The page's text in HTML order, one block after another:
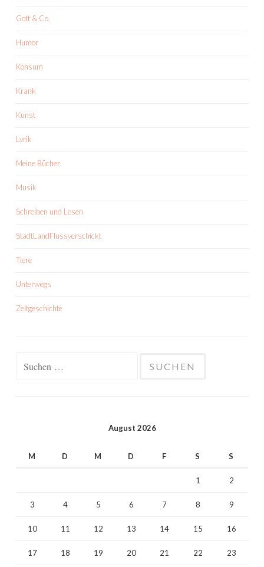
Gott & Co.
Humor
Konsum
Krank
Kunst
Lyrik
Meine Bücher
Musik
Schreiben und Lesen
StadtLandFlussverschickt
Tiere
Unterwegs
Zeitgeschichte
August 2026
M D M D F S S
1 2
3 4 5 6 7 8 9
10 11 12 13 14 15 16
17 18 19 20 21 22 23